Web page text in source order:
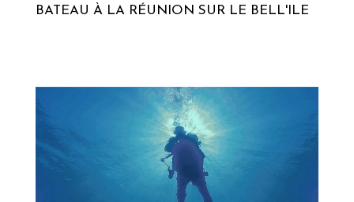
Lire la suite
BATEAU À LA RÉUNION SUR LE BELL'ILE